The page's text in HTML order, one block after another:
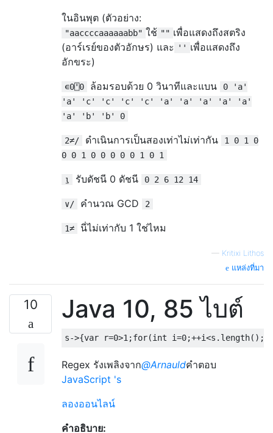
ในอินพุต (ตัวอย่าง:
"aaccccaaaaaabb" ใช้ "" เพื่อแสดงถึงสตริง
(อาร์เรย์ของตัวอักษร) และ
'' เพื่อแสดงถึง
อักขระ)
∊0⍞0 ล้อมรอบด้วย 0 วินาทีและแบน
0 'a'
'a' 'c' 'c' 'c' 'c' 'a' 'a' 'a' 'a' 'a'
'a' 'b' 'b' 0
2≠/ ดำเนินการเป็นสองเท่าไม่เท่ากัน
1 0 1 0
0 0 1 0 0 0 0 0 1 0 1
⍸ รับดัชนี 0 ดัชนี 0 2 6 12 14
∨/ คำนวณ GCD 2
1≠ นี่ไม่เท่ากับ 1 ใช่ไหม
— Kritixi Lithos
แหล่งที่มา
10 Java 10, 85 ไบต์
s->{var r=0>1 ;for(int i=0;++i<s . length();)
Regex รังเพลิงจาก@Arnauldคำตอบ
JavaScript 's
ลองออนไลน์
คำอธิบาย: